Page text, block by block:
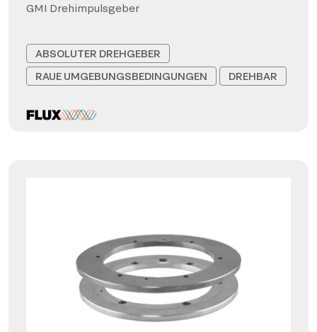
GMI Drehimpulsgeber
ABSOLUTER DREHGEBER
RAUE UMGEBUNGSBEDINGUNGEN
DREHBAR